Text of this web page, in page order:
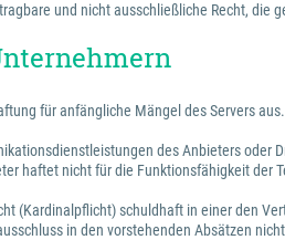
und nicht ausschließliche Recht, die
für anfängliche Mängel des Servers
des Anbieters
haftet nicht für die Funktionsfähigkeit der
(Kardinalpflicht) schuldhaft in einer den
in den vorstehenden Absätzen